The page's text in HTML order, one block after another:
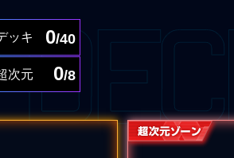
ッキ 0/40
次元 0/8